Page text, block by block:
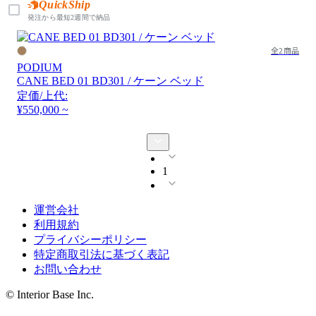
QuickShip
発注から最短2週間で納品
全2商品
PODIUM
CANE BED 01 BD301 / ケーン ベッド
定価/上代:
¥550,000 ~
1
運営会社
利用規約
プライバシーポリシー
特定商取引法に基づく表記
お問い合わせ
© Interior Base Inc.